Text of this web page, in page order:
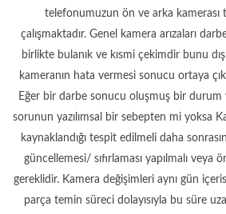
telefonumuzun ön ve arka kamerası
çalışmaktadır. Genel kamera arızaları
birlikte bulanık ve kısmi çekimdir bunu
kameranın hata vermesi sonucu ortaya
Eğer bir darbe sonucu oluşmuş bir
sorunun yazılımsal bir sebepten mi yoksa
kaynaklandığı tespit edilmeli daha
güncellemesi/ sıfırlaması yapılmalı veya
gereklidir. Kamera değişimleri aynı gün
parça temin süreci dolayısıyla bu süre